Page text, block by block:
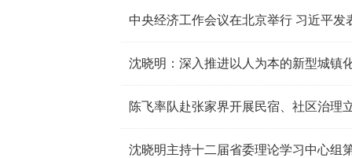
中央经济工作会议在北京举行 习近平发
沈晓明：深入推进以人为本的新型城镇
陈飞率队赴张家界开展民宿、社区治理
沈晓明主持十二届省委理论学习中心组